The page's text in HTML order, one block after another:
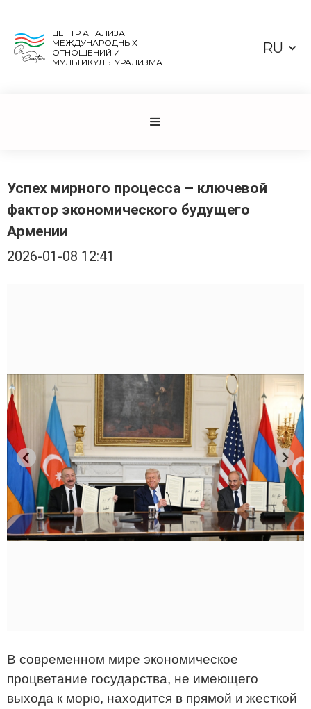
ЦЕНТР АНАЛИЗА
МЕЖДУНАРОДНЫХ
ОТНОШЕНИЙ И
МУЛЬТИКУЛЬТУРАЛИЗМА
RU
Успех мирного процесса – ключевой
фактор экономического будущего
Армении
2026-01-08 12:41
В современном мире экономическое
процветание государства, не имеющего
выхода к морю, находится в прямой и жесткой